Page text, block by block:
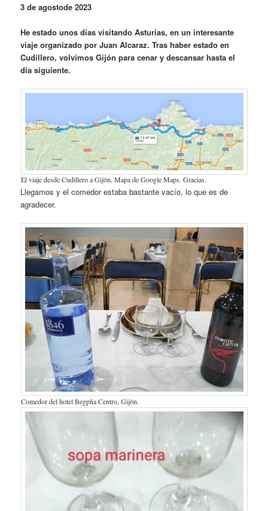
3 de agostode 2023
He estado unos días visitando Asturias, en un interesante
viaje organizado por Juan Alcaraz. Tras haber estado en
Cudillero, volvimos Gijón para cenar y descansar hasta el
día siguiente.
El viaje desde Cudillero a Gijón. Mapa de Google Maps. Gracias.
Llegamos y el comedor estaba bastante vacío, lo que es de
agradecer.
Comedor del hotel Begpña Centro, Gijón.